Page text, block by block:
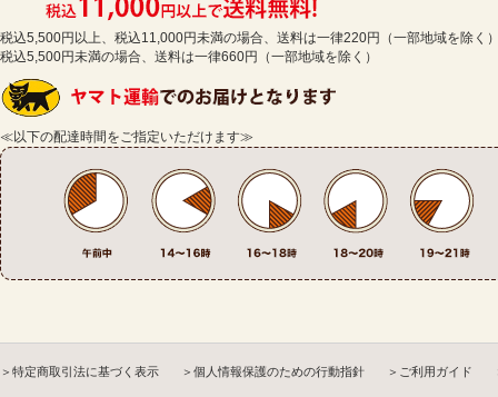
税込5,500円以上、税込11,000円未満の場合、送料は一律220円（一部地域を除く
税込5,500円未満の場合、送料は一律660円（一部地域を除く）
≪以下の配達時間をご指定いただけます≫
＞特定商取引法に基づく表示 ＞個人情報保護のための行動指針 ＞ご利用ガイド